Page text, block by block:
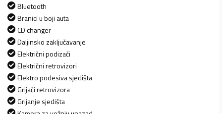
Bluetooth
Branici u boji auta
CD changer
Daljinsko zaključavanje
Električni podizači
Električni retrovizori
Elektro podesiva sjedišta
Grijači retrovizora
Grijanje sjedišta